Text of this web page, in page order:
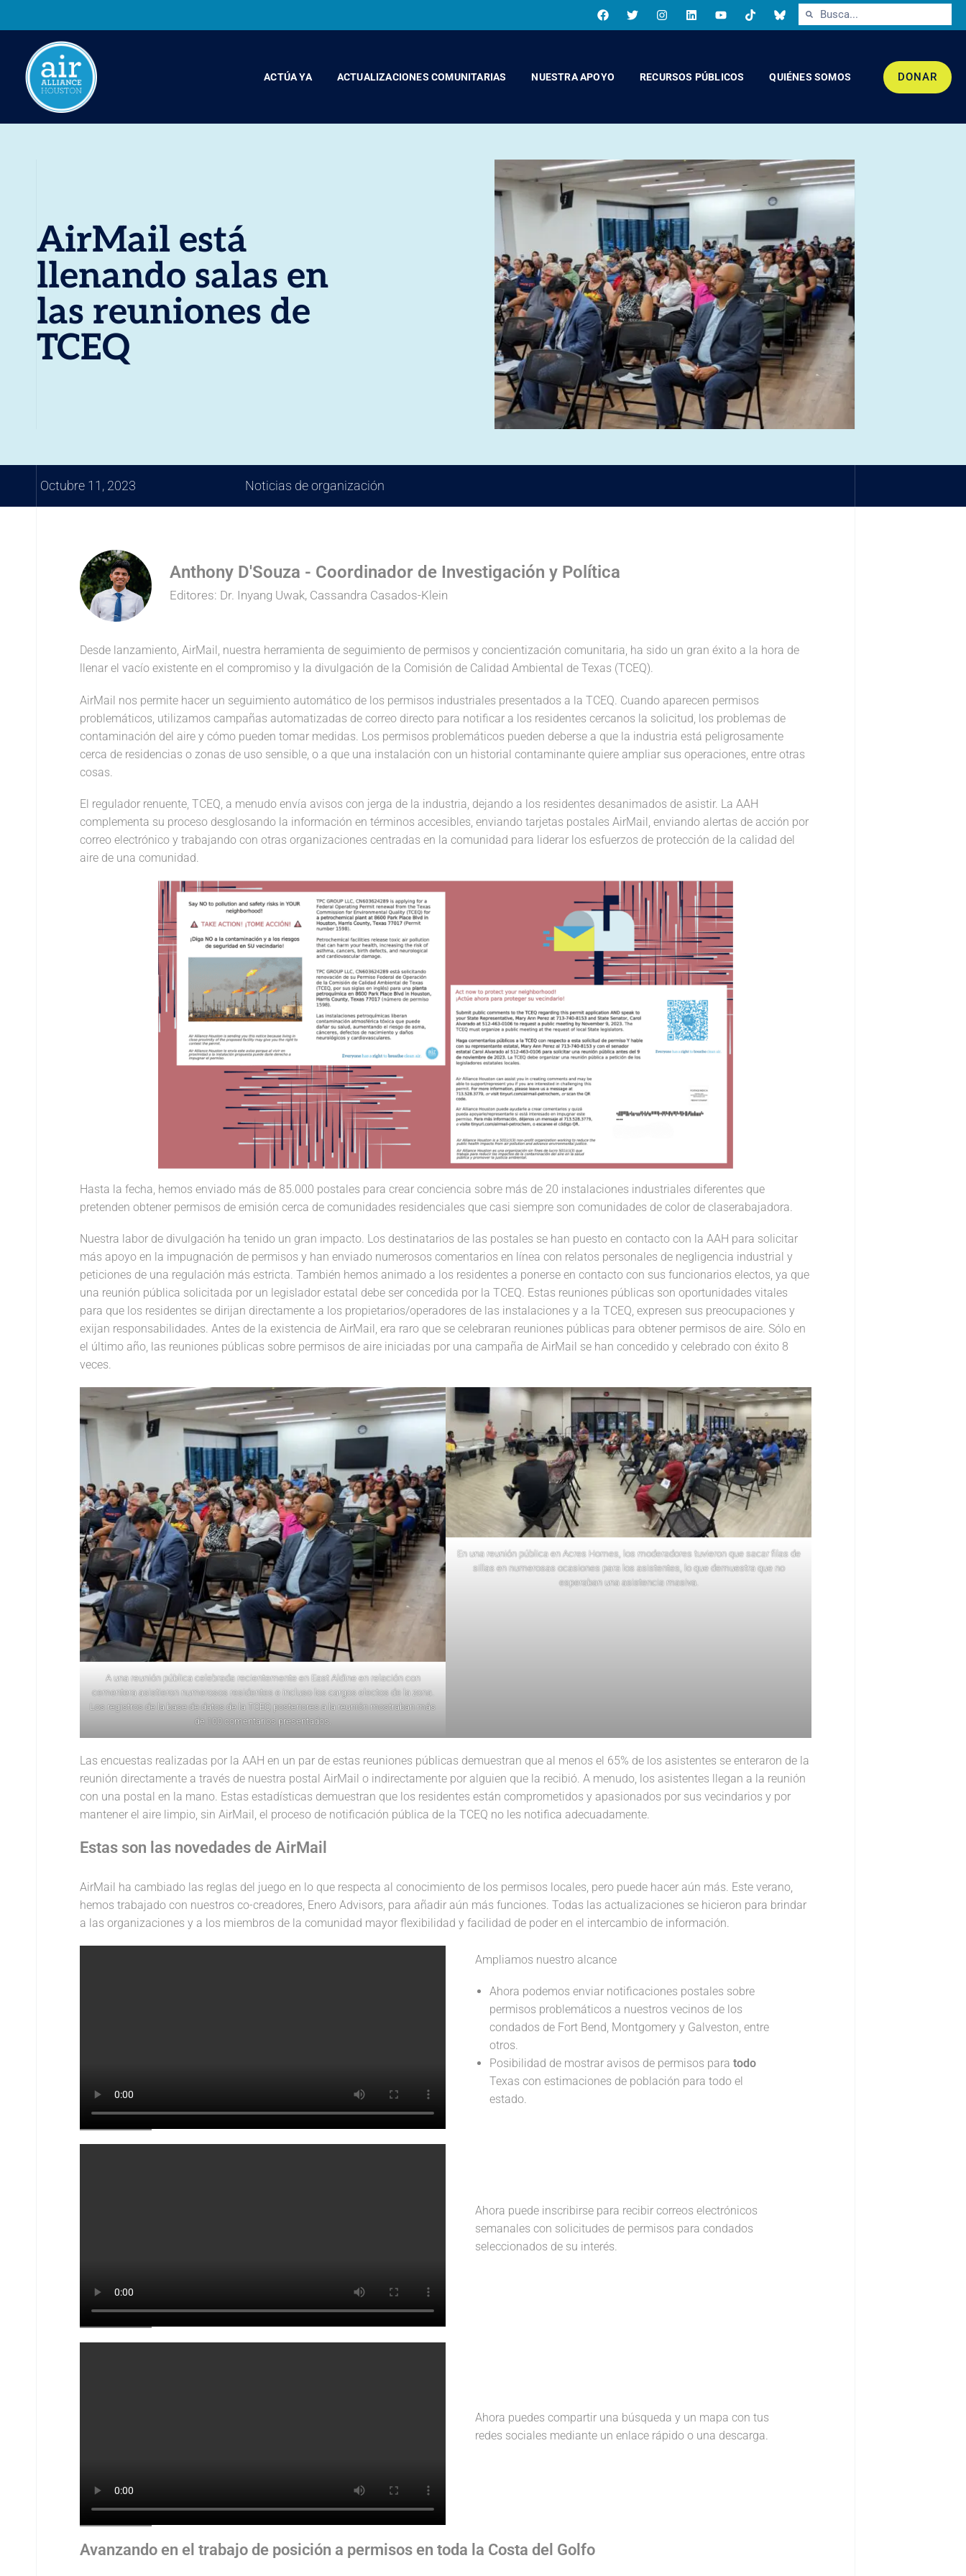
ACTÚA YA ACTUALIZACIONES COMUNITARIAS NUESTRA APOYO RECURSOS PÚBLICOS QUIÉNES SOMOS DONAR
AirMail está
llenando salas en
las reuniones de
TCEQ
Octubre 11, 2023 Noticias de organización
Anthony D'Souza - Coordinador de Investigación y Política
Editores: Dr. Inyang Uwak, Cassandra Casados-Klein
Desde lanzamiento, AirMail, nuestra herramienta de seguimiento de permisos y concientización comunitaria, ha sido un gran éxito a la hora de
llenar el vacío existente en el compromiso y la divulgación de la Comisión de Calidad Ambiental de Texas (TCEQ).
AirMail nos permite hacer un seguimiento automático de los permisos industriales presentados a la TCEQ. Cuando aparecen permisos
problemáticos, utilizamos campañas automatizadas de correo directo para notificar a los residentes cercanos la solicitud, los problemas de
contaminación del aire y cómo pueden tomar medidas. Los permisos problemáticos pueden deberse a que la industria está peligrosamente
cerca de residencias o zonas de uso sensible, o a que una instalación con un historial contaminante quiere ampliar sus operaciones, entre otras
cosas.
El regulador renuente, TCEQ, a menudo envía avisos con jerga de la industria, dejando a los residentes desanimados de asistir. La AAH
complementa su proceso desglosando la información en términos accesibles, enviando tarjetas postales AirMail, enviando alertas de acción por
correo electrónico y trabajando con otras organizaciones centradas en la comunidad para liderar los esfuerzos de protección de la calidad del
aire de una comunidad.
Hasta la fecha, hemos enviado más de 85.000 postales para crear conciencia sobre más de 20 instalaciones industriales diferentes que
pretenden obtener permisos de emisión cerca de comunidades residenciales que casi siempre son comunidades de color de claserabajadora.
Nuestra labor de divulgación ha tenido un gran impacto. Los destinatarios de las postales se han puesto en contacto con la AAH para solicitar
más apoyo en la impugnación de permisos y han enviado numerosos comentarios en línea con relatos personales de negligencia industrial y
peticiones de una regulación más estricta. También hemos animado a los residentes a ponerse en contacto con sus funcionarios electos, ya que
una reunión pública solicitada por un legislador estatal debe ser concedida por la TCEQ. Estas reuniones públicas son oportunidades vitales
para que los residentes se dirijan directamente a los propietarios/operadores de las instalaciones y a la TCEQ, expresen sus preocupaciones y
exijan responsabilidades. Antes de la existencia de AirMail, era raro que se celebraran reuniones públicas para obtener permisos de aire. Sólo en
el último año, las reuniones públicas sobre permisos de aire iniciadas por una campaña de AirMail se han concedido y celebrado con éxito 8
veces.
A una reunión pública celebrada recientemente en East Aldine en relación con
cementera asistieron numerosos residentes e incluso los cargos electos de la zona.
Los registros de la base de datos de la TCEQ posteriores a la reunión mostraban más
de 100 comentarios presentados.
En una reunión pública en Acres Homes, los moderadores tuvieron que sacar filas de
sillas en numerosas ocasiones para los asistentes, lo que demuestra que no
esperaban una asistencia masiva.
Las encuestas realizadas por la AAH en un par de estas reuniones públicas demuestran que al menos el 65% de los asistentes se enteraron de la
reunión directamente a través de nuestra postal AirMail o indirectamente por alguien que la recibió. A menudo, los asistentes llegan a la reunión
con una postal en la mano. Estas estadísticas demuestran que los residentes están comprometidos y apasionados por sus vecindarios y por
mantener el aire limpio, sin AirMail, el proceso de notificación pública de la TCEQ no les notifica adecuadamente.
Estas son las novedades de AirMail
AirMail ha cambiado las reglas del juego en lo que respecta al conocimiento de los permisos locales, pero puede hacer aún más. Este verano,
hemos trabajado con nuestros co-creadores, Enero Advisors, para añadir aún más funciones. Todas las actualizaciones se hicieron para brindar
a las organizaciones y a los miembros de la comunidad mayor flexibilidad y facilidad de poder en el intercambio de información.
Ampliamos nuestro alcance
Ahora podemos enviar notificaciones postales sobre
permisos problemáticos a nuestros vecinos de los
condados de Fort Bend, Montgomery y Galveston, entre
otros.
Posibilidad de mostrar avisos de permisos para todo
Texas con estimaciones de población para todo el
estado.
Ahora puede inscribirse para recibir correos electrónicos
semanales con solicitudes de permisos para condados
seleccionados de su interés.
Ahora puedes compartir una búsqueda y un mapa con tus
redes sociales mediante un enlace rápido o una descarga.
Avanzando en el trabajo de posición a permisos en toda la Costa del Golfo